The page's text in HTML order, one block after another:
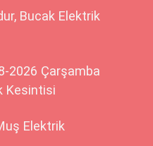
Bucak Elektrik
2026 Çarşamba
Kesintisi
Elektrik